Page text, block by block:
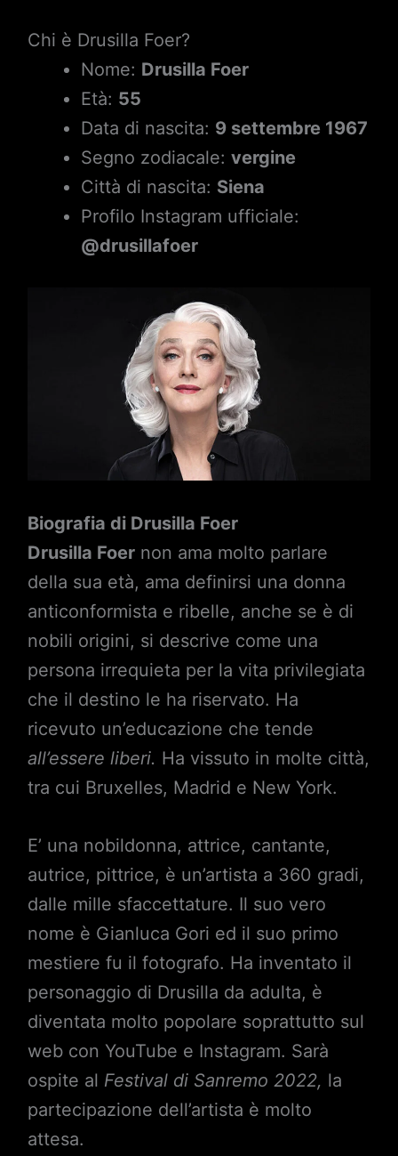
Chi è Drusilla Foer?
Nome: Drusilla Foer
Età: 55
Data di nascita: 9 settembre 1967
Segno zodiacale: vergine
Città di nascita: Siena
Profilo Instagram ufficiale:
@drusillafoer
Biografia di Drusilla Foer
Drusilla Foernon ama molto parlare
della sua età, ama definirsi una donna
anticonformista e ribelle, anche se è di
nobili origini, si descrive come una
persona irrequieta per la vita privilegiata
che il destino le ha riservato. Ha
ricevuto un’educazione che tende
all’essere liberi. Ha vissuto in molte città,
tra cui Bruxelles, Madrid e New York.
E’ una nobildonna, attrice, cantante,
autrice, pittrice, è un’artista a 360 gradi,
dalle mille sfaccettature. Il suo vero
nome è Gianluca Gori ed il suo primo
mestiere fu il fotografo. Ha inventato il
personaggio di Drusilla da adulta, è
diventata molto popolare soprattutto sul
web con YouTube e Instagram. Sarà
ospite al Festival di Sanremo 2022, la
partecipazione dell’artista è molto
attesa.